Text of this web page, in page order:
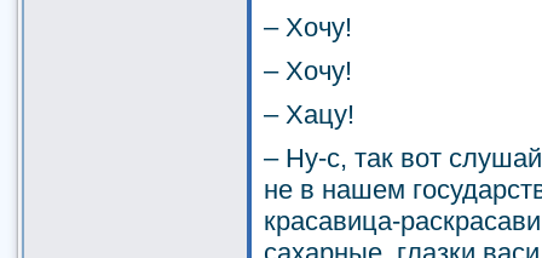
– Хочу!
– Хочу!
– Хацу!
– Ну-с, так вот
не в нашем
красавица-